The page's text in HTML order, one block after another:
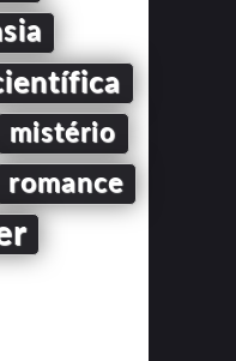
mistério
romance